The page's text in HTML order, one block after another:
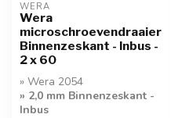
WERA
Wera
microschroevendraaier
Binnenzeskant - Inbus -
2 x 60
» Wera 2054
» 2,0 mm Binnenzeskant -
Inbus